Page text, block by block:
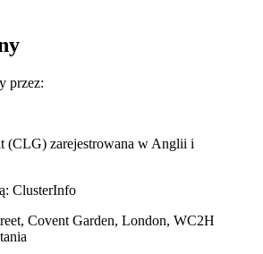
przez:
(CLG) zarejestrowana w Anglii i
ClusterInfo
Covent Garden, London, WC2H